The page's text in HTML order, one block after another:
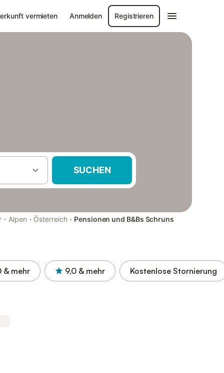
vermieten Anmelden Registrieren
SUCHEN
· Alpen · Österreich · Pensionen und B&Bs Schruns
& mehr 9,0 & mehr Kostenlose Stornierung